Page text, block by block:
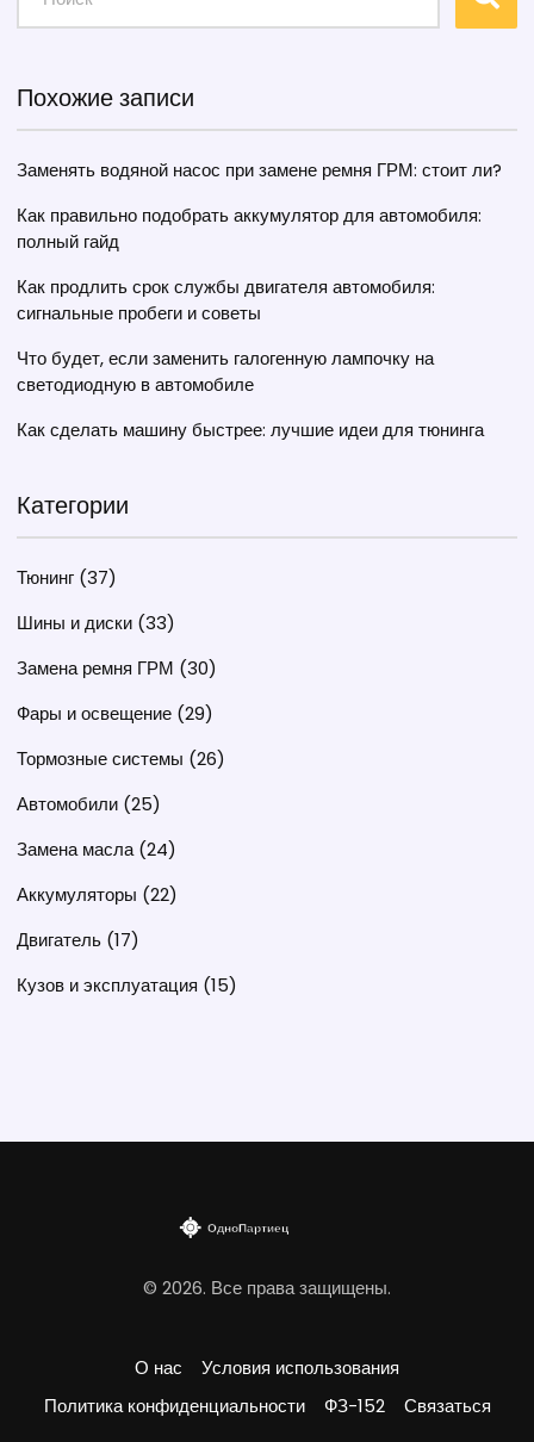
Похожие записи
Заменять водяной насос при замене ремня ГРМ: стоит ли?
Как правильно подобрать аккумулятор для автомобиля:
полный гайд
Как продлить срок службы двигателя автомобиля:
сигнальные пробеги и советы
Что будет, если заменить галогенную лампочку на
светодиодную в автомобиле
Как сделать машину быстрее: лучшие идеи для тюнинга
Категории
Тюнинг (37)
Шины и диски (33)
Замена ремня ГРМ (30)
Фары и освещение (29)
Тормозные системы (26)
Автомобили (25)
Замена масла(24)
Аккумуляторы (22)
Двигатель (17)
Кузов и эксплуатация (15)
© 2026. Все права защищены.
О нас
Условия использования
Политика конфиденциальности
ФЗ-152 Связаться